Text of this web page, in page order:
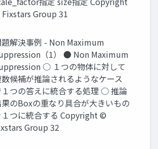
Group 31
題解決事例 - Non Maximum
（1） ● Non Maximum
○ １つの物体に対して
候補が推論されるようなケース
１つの答えに統合する処理 ○ 推論
のBoxの重なり具合が大きいもの
１つに統合する Copyright ©
Group 32